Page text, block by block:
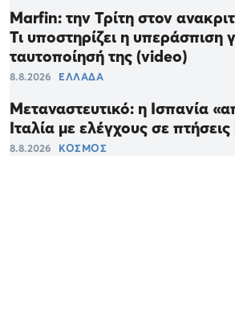
Marfin: την Τρίτη στον
Τι υποστηρίζει η υπεράσπιση
ταυτοποίησή της (video)
8.8.2026 ΕΛΛΑΔΑ
Μεταναστευτικό: η Ισπανία
Ιταλία με ελέγχους σε
8.8.2026 ΚΟΣΜΟΣ